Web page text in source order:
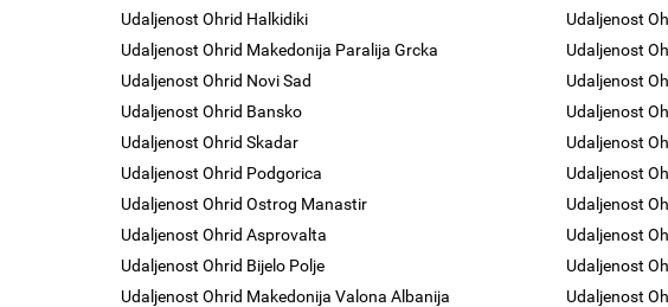
Udaljenost Ohrid Halkidiki
Udaljenost
Udaljenost Ohrid Makedonija Paralija Grcka
Udaljenost
Udaljenost Ohrid Novi Sad
Udaljenost
Udaljenost Ohrid Bansko
Udaljenost
Udaljenost Ohrid Skadar
Udaljenost
Udaljenost Ohrid Podgorica
Udaljenost
Udaljenost Ohrid Ostrog Manastir
Udaljenost
Udaljenost Ohrid Asprovalta
Udaljenost
Udaljenost Ohrid Bijelo Polje
Udaljenost
Udaljenost Ohrid Makedonija Valona Albanija
Udaljenost